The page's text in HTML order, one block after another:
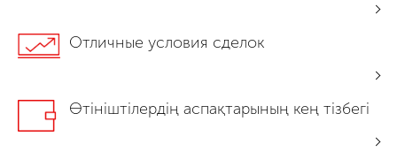
Отличные условия сделок
Өтініштілердің аспақтарының кең тізбегі